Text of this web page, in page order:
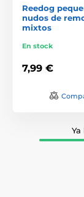
Reedog
nudos de
mixtos
En stock
7,99 €